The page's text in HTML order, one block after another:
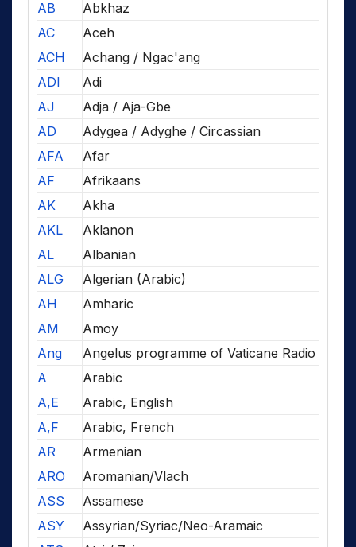
AB
Abkhaz
AC
Aceh
ACH
Achang / Ngac'ang
ADI
Adi
AJ
Adja / Aja-Gbe
AD
Adygea / Adyghe / Circassian
AFA
Afar
AF
Afrikaans
AK
Akha
AKL
Aklanon
AL
Albanian
ALG
Algerian (Arabic)
AH
Amharic
AM
Amoy
Ang
Angelus programme of Vaticane Radio
A
Arabic
A,E
Arabic, English
A,F
Arabic, French
AR
Armenian
ARO
Aromanian/Vlach
ASS
Assamese
ASY
Assyrian/Syriac/Neo-Aramaic